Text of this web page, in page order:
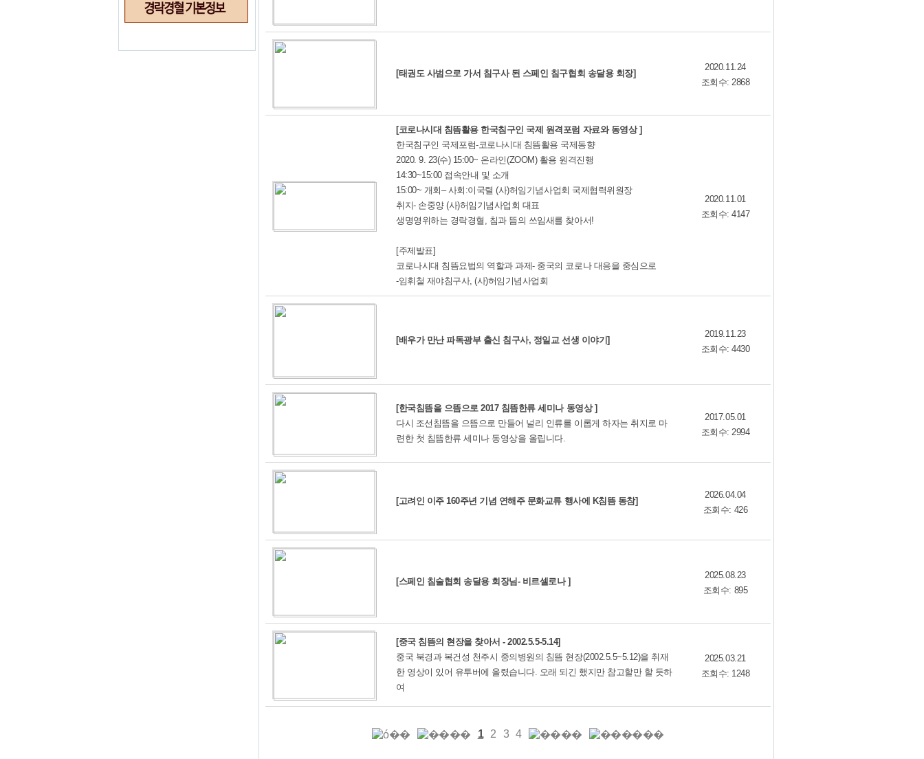
[태권도 사범으로 가서 침구사 된 스페인 침구협회 송달용 회장]
2020.11.24
조회수: 2868
[코로나시대 침뜸활용 한국침구인 국제 원격포럼 자료와 동영상 ]
한국침구인 국제포럼-코로나시대 침뜸활용 국제동향
2020. 9. 23(수) 15:00~ 온라인(ZOOM) 활용 원격진행
14:30~15:00 접속안내 및 소개
15:00~ 개회– 사회:이국렬 (사)허임기념사업회 국제협력위원장
취지- 손중양 (사)허임기념사업회 대표
생명영위하는 경락경혈, 침과 뜸의 쓰임새를 찾아서!
[주제발표]
코로나시대 침뜸요법의 역할과 과제- 중국의 코로나 대응을 중심으로
-임휘철 재야침구사, (사)허임기념사업회
2020.11.01
조회수: 4147
[배우가 만난 파독광부 출신 침구사, 정일교 선생 이야기]
2019.11.23
조회수: 4430
[한국침뜸을 으뜸으로 2017 침뜸한류 세미나 동영상 ]
다시 조선침뜸을 으뜸으로 만들어 널리 인류를 이롭게 하자는 취지로 마
련한 첫 침뜸한류 세미나 동영상을 올립니다.
2017.05.01
조회수: 2994
[고려인 이주 160주년 기념 연해주 문화교류 행사에 K침뜸 동참]
2026.04.04
조회수: 426
[스페인 침술협회 송달용 회장님- 비르셀로나 ]
2025.08.23
조회수: 895
[중국 침뜸의 현장을 찾아서 - 2002.5.5-5.14]
중국 북경과 복건성 천주시 중의병원의 침뜸 현장(2002.5.5~5.12)을 취재
한 영상이 있어 유투버에 올렸습니다. 오래 되긴 했지만 참고할만 할 듯하
여
2025.03.21
조회수: 1248
1 2 3 4